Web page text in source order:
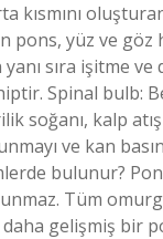
kısmını
pons, yüz ve göz
sıra işitme ve
Spinal bulb:
soğanı, kalp atış
ve kan
bulunur?
Tüm
gelişmiş bir